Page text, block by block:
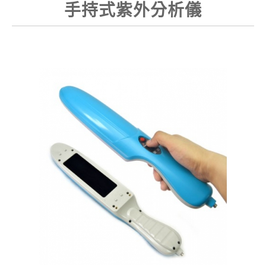
手持式紫外分析儀